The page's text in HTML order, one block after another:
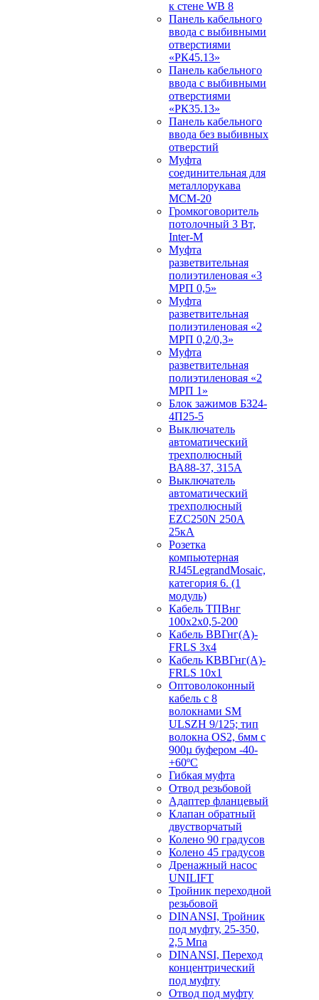
к стене WB 8
Панель кабельного
ввода с выбивными
отверстиями
«РК45.13»
Панель кабельного
ввода с выбивными
отверстиями
«РК35.13»
Панель кабельного
ввода без выбивных
отверстий
Муфта
соединительная для
металлорукава
МСМ-20
Громкоговоритель
потолочный 3 Вт,
Inter-M
Муфта
разветвительная
полиэтиленовая «3
МРП 0,5»
Муфта
разветвительная
полиэтиленовая «2
МРП 0,2/0,3»
Муфта
разветвительная
полиэтиленовая «2
МРП 1»
Блок зажимов БЗ24-
4П25-5
Выключатель
автоматический
трехполюсный
ВА88-37, 315А
Выключатель
автоматический
трехполюсный
EZC250N 250А
25кА
Розетка
компьютерная
RJ45LegrandMosaic,
категория 6. (1
модуль)
Кабель ТПВнг
100х2х0,5-200
Кабель ВВГнг(А)-
FRLS 3х4
Кабель КВВГнг(А)-
FRLS 10х1
Оптоволоконный
кабель с 8
волокнами SM
ULSZH 9/125; тип
волокна OS2, 6мм с
900µ буфером -40-
+60ºC
Гибкая муфта
Отвод резьбовой
Адаптер фланцевый
Клапан обратный
двустворчатый
Колено 90 градусов
Колено 45 градусов
Дренажный насос
UNILIFT
Тройник переходной
резьбовой
DINANSI, Тройник
под муфту, 25-350,
2,5 Мпа
DINANSI, Переход
концентрический
под муфту
Отвод под муфту